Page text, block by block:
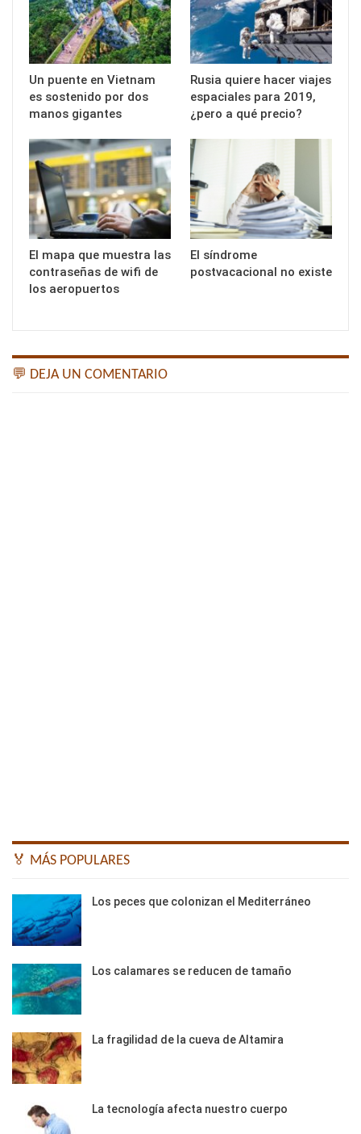
Un puente en Vietnam
es sostenido por dos
manos gigantes
Rusia quiere hacer viajes
espaciales para 2019,
¿pero a qué precio?
El mapa que muestra las
contraseñas de wifi de
los aeropuertos
El síndrome
postvacacional no existe
💬 DEJA UN COMENTARIO
🏅 MÁS POPULARES
Los peces que colonizan el Mediterráneo
Los calamares se reducen de tamaño
La fragilidad de la cueva de Altamira
La tecnología afecta nuestro cuerpo